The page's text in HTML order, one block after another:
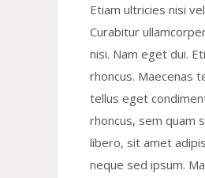
Etiam ultricies nisi
Curabitur
nisi. Nam eget dui.
rhoncus. Maecenas
tellus eget
rhoncus, sem quam
libero, sit amet
neque sed ipsum.